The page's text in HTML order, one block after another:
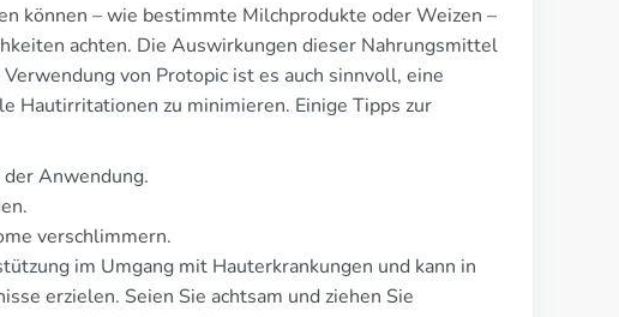
können – wie bestimmte Milchprodukte oder Weizen –
achten. Die Auswirkungen dieser Nahrungsmittel
von Protopic ist es auch sinnvoll, eine
Hautirritationen zu minimieren. Einige Tipps zur
Anwendung.
verschlimmern.
im Umgang mit Hauterkrankungen und kann in
erzielen. Seien Sie achtsam und ziehen Sie